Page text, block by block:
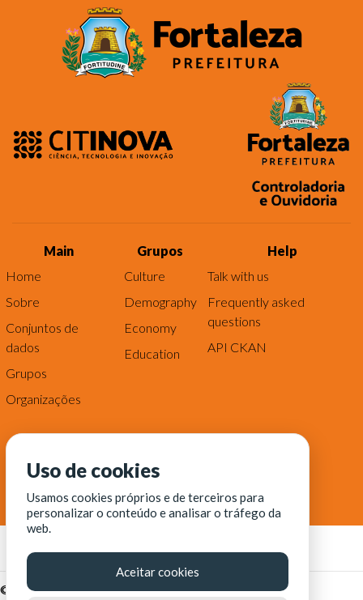
Main
Home
Sobre
Conjuntos de
dados
Grupos
Organizações
Grupos
Culture
Demography
Economy
Education
Help
Talk with us
Frequently asked
questions
API CKAN
© Fortaleza Digital || CITINOVA - Fundação de Ciência,
Uso de cookies
Usamos cookies próprios e de terceiros para
personalizar o conteúdo e analisar o tráfego da
web.
Aceitar cookies